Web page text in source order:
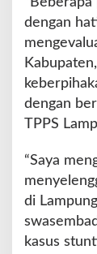
dengan
dengan
TPPS
“Saya
di
kasus